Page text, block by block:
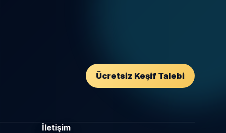
Ücretsiz Keşif Talebi
İletişim